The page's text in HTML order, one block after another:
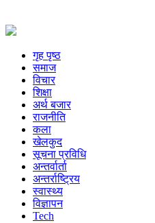
गृह पृष्ठ
समाज
विचार
शिक्षा
अर्थ बजार
राजनीति
कला
खेलकुद
सूचना प्रविधि
अन्तर्वार्ता
अन्तर्राष्ट्रिय
स्वास्थ्य
विज्ञापन
Tech